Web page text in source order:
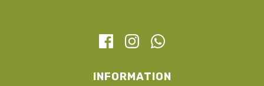
INFORMATION